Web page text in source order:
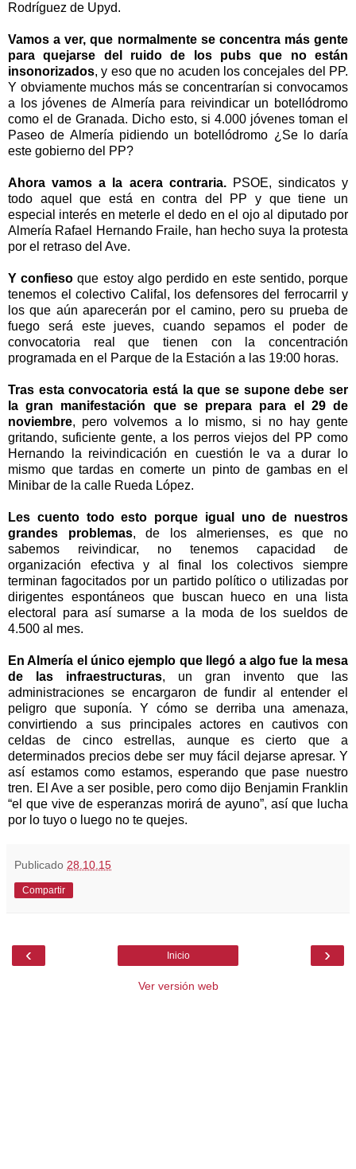
Rodríguez de Upyd.
Vamos a ver, que normalmente se concentra más gente
para quejarse del ruido de los pubs que no están
insonorizados, y eso que no acuden los concejales del PP.
Y obviamente muchos más se concentrarían si convocamos
a los jóvenes de Almería para reivindicar un botellódromo
como el de Granada. Dicho esto, si 4.000 jóvenes toman el
Paseo de Almería pidiendo un botellódromo ¿Se lo daría
este gobierno del PP?
Ahora vamos a la acera contraria.PSOE, sindicatos y
todo aquel que está en contra del PP y que tiene un
especial interés en meterle el dedo en el ojo al diputado por
Almería Rafael Hernando Fraile, han hecho suya la protesta
por el retraso del Ave.
Y confieso que estoy algo perdido en este sentido, porque
tenemos el colectivo Califal, los defensores del ferrocarril y
los que aún aparecerán por el camino, pero su prueba de
fuego será este jueves, cuando sepamos el poder de
convocatoria real que tienen con la concentración
programada en el Parque de la Estación a las 19:00 horas.
Tras esta convocatoria está la que se supone debe ser
la gran manifestación que se prepara para el 29 de
noviembre, pero volvemos a lo mismo, si no hay gente
gritando, suficiente gente, a los perros viejos del PP como
Hernando la reivindicación en cuestión le va a durar lo
mismo que tardas en comerte un pinto de gambas en el
Minibar de la calle Rueda López.
Les cuento todo esto porque igual uno de nuestros
grandes problemas, de los almerienses, es que no
sabemos reivindicar, no tenemos capacidad de
organización efectiva y al final los colectivos siempre
terminan fagocitados por un partido político o utilizadas por
dirigentes espontáneos que buscan hueco en una lista
electoral para así sumarse a la moda de los sueldos de
4.500 al mes.
En Almería el único ejemplo que llegó a algo fue la mesa
de las infraestructuras, un gran invento que las
administraciones se encargaron de fundir al entender el
peligro que suponía. Y cómo se derriba una amenaza,
convirtiendo a sus principales actores en cautivos con
celdas de cinco estrellas, aunque es cierto que a
determinados precios debe ser muy fácil dejarse apresar. Y
así estamos como estamos, esperando que pase nuestro
tren. El Ave a ser posible, pero como dijo Benjamin Franklin
“el que vive de esperanzas morirá de ayuno”, así que lucha
por lo tuyo o luego no te quejes.
Publicado 28.10.15
Compartir
‹ ›
Inicio
Ver versión web